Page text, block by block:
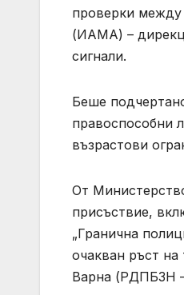
проверки между
(ИАМА) –
сигнали.
Беше
правоспособни
възрастови
От
присъствие,
„Гранична
очакван ръст на
Варна (РДПБЗН